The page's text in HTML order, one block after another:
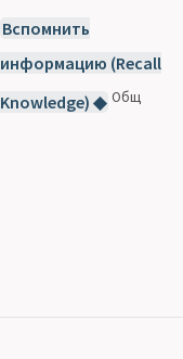
Вспомнить
информацию (Recall
Knowledge) ◆ Общ